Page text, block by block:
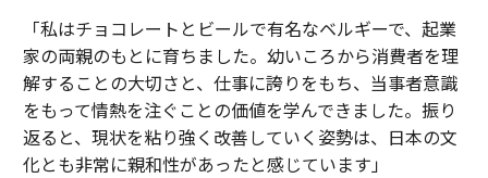
「私はチョコレートとビールで有名なベルギーで、起業
家の両親のもとに育ちました。幼いころから消費者を理
解することの大切さと、仕事に誇りをもち、当事者意識
をもって情熱を注ぐことの価値を学んできました。振り
返ると、現状を粘り強く改善していく姿勢は、日本の文
化とも非常に親和性があったと感じています」